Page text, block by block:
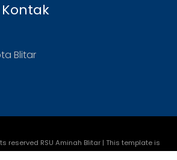
Blitar
reserved RSU Aminah Blitar | This template is